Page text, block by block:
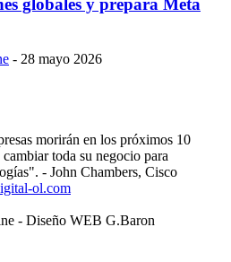
globales y prepara Meta
- 28 mayo 2026
morirán en los próximos 10
toda su negocio para
- John Chambers, Cisco
ol.com
- Diseño WEB G.Baron